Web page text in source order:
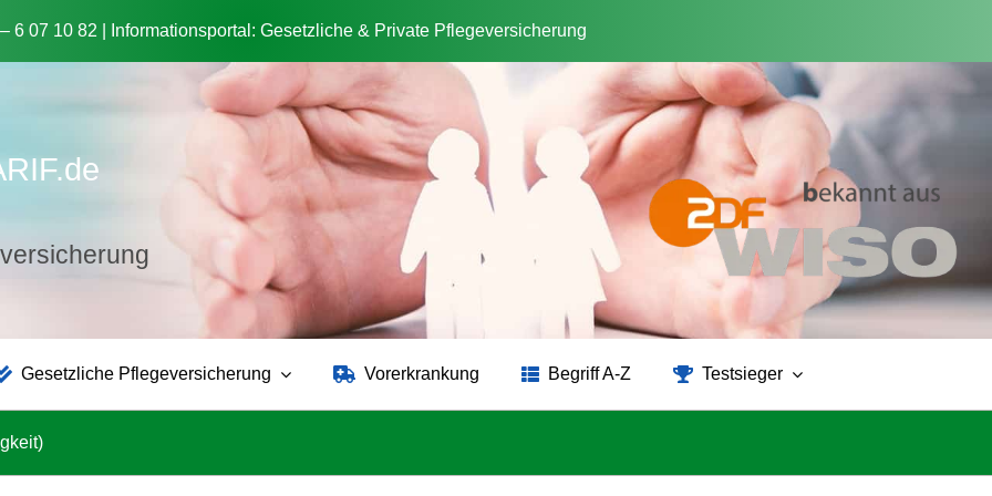
6 07 10 82 | Informationsportal: Gesetzliche & Private Pflegeversicherung
Gesetzliche Pflegeversicherung Vorerkrankung Begriff A-Z Testsieger